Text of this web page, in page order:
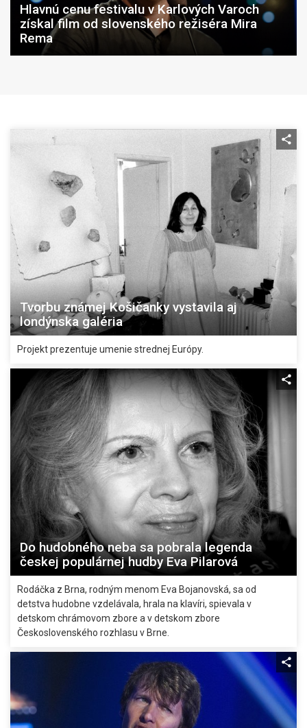
Hlavnú cenu festivalu v Karlových Varoch
získal film od slovenského režiséra Mira
Rema
Tvorbu známej Košičanky vystavila aj
londýnska galéria
Projekt prezentuje umenie strednej Európy.
Do hudobného neba sa pobrala legenda
českej populárnej hudby Eva Pilarová
Rodáčka z Brna, rodným menom Eva Bojanovská, sa od
detstva hudobne vzdelávala, hrala na klavíri, spievala v
detskom chrámovom zbore a v detskom zbore
Československého rozhlasu v Brne.